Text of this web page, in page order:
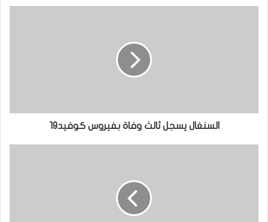
السنغال يسجل ثالث وفاة بفيروس كوفيد19